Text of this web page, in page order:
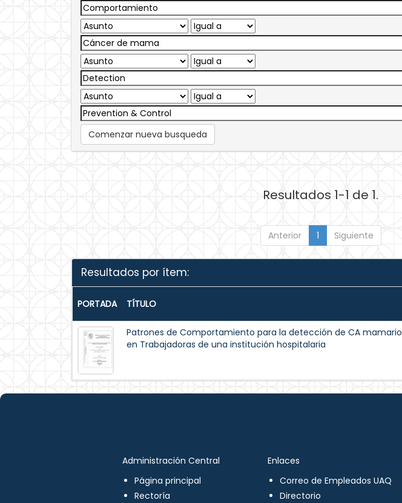
Comenzar nueva busqueda
Resultados 1-1 de 1.
Anterior 1 Siguiente
Resultados por ítem:
PORTADA TÍTULO
Patrones de Comportamiento para la detección de CA mamario
en Trabajadoras de una institución hospitalaria
Administración Central
Página principal
Rectoría
Enlaces
Correo de Empleados UAQ
Directorio